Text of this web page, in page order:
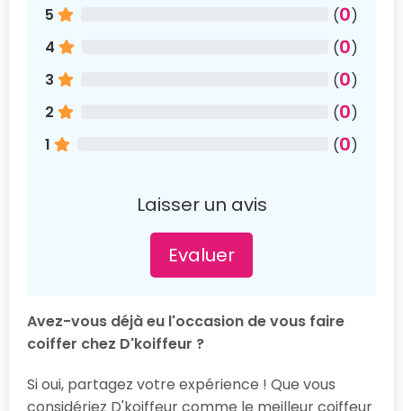
5 (0)
4
(0)
3
(0)
2
(0)
1
(0)
Laisser un avis
Evaluer
Avez-vous déjà eu l'occasion de vous faire
coiffer chez D'koiffeur ?
Si oui, partagez votre expérience ! Que vous
considériez D'koiffeur comme le meilleur coiffeur